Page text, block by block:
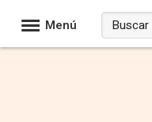
Menú